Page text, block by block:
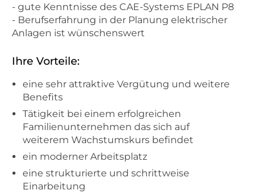
- gute Kenntnisse des CAE-Systems EPLAN P8
- Berufserfahrung in der Planung elektrischer
Anlagen ist wünschenswert
Ihre Vorteile:
eine sehr attraktive Vergütung und weitere
Benefits
Tätigkeit bei einem erfolgreichen
Familienunternehmen das sich auf
weiterem Wachstumskurs befindet
ein moderner Arbeitsplatz
eine strukturierte und schrittweise
Einarbeitung